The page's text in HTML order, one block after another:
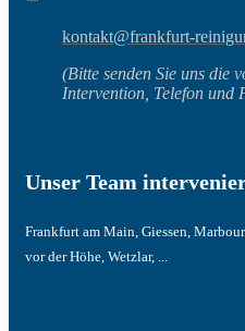
kontakt@frankfurt-
(Bitte senden Sie uns die
Intervention, Telefon und
Unser Team
Frankfurt am Main, Giessen,
vor der Höhe, Wetzlar, ...